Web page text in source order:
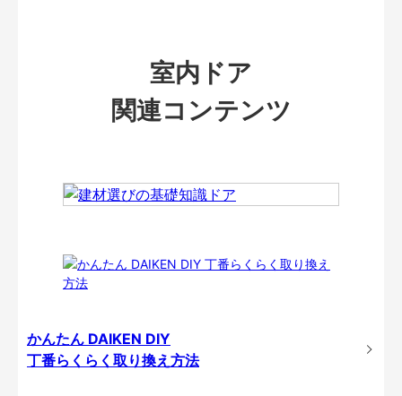
室内ドア
関連コンテンツ
かんたん DAIKEN DIY
丁番らくらく取り換え方法